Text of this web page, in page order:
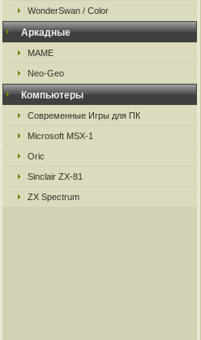
WonderSwan / Color
Аркадные
MAME
Neo-Geo
Компьютеры
Современные Игры для ПК
Microsoft MSX-1
Oric
Sinclair ZX-81
ZX Spectrum